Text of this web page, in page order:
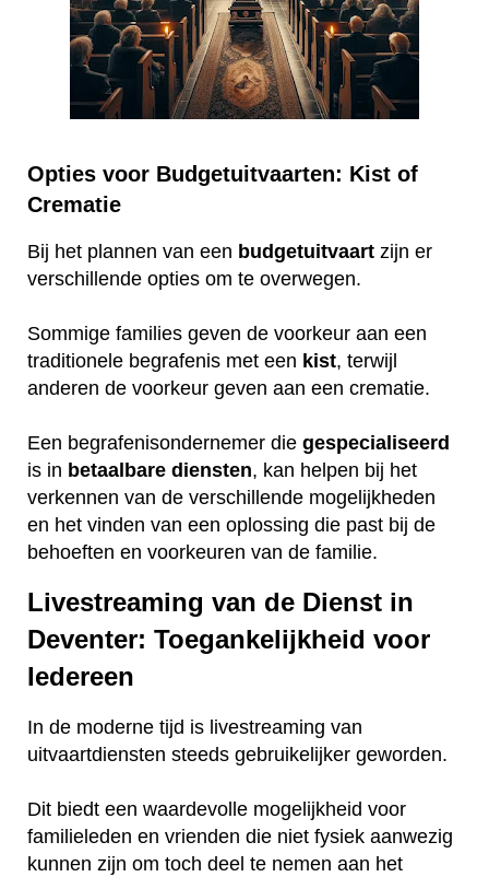
Opties voor Budgetuitvaarten: Kist of
Crematie
Bij het plannen van een budgetuitvaart zijn er
verschillende opties om te overwegen.
Sommige families geven de voorkeur aan een
traditionele begrafenis met een kist, terwijl
anderen de voorkeur geven aan een crematie.
Een begrafenisondernemer die gespecialiseerd
is in betaalbare diensten, kan helpen bij het
verkennen van de verschillende mogelijkheden
en het vinden van een oplossing die past bij de
behoeften en voorkeuren van de familie.
Livestreaming van de Dienst in
Deventer: Toegankelijkheid voor
Iedereen
In de moderne tijd is livestreaming van
uitvaartdiensten steeds gebruikelijker geworden.
Dit biedt een waardevolle mogelijkheid voor
familieleden en vrienden die niet fysiek aanwezig
kunnen zijn om toch deel te nemen aan het